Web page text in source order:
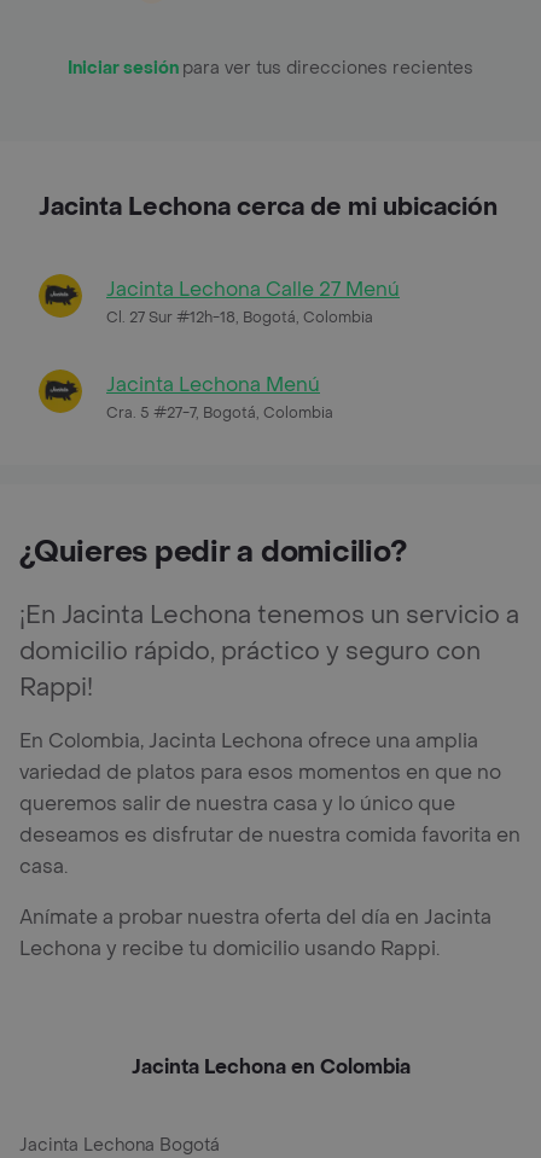
Iniciar sesión para ver tus direcciones recientes
Jacinta Lechona cerca de mi ubicación
Jacinta Lechona Calle 27 Menú
Cl. 27 Sur #12h-18, Bogotá, Colombia
Jacinta Lechona Menú
Cra. 5 #27-7, Bogotá, Colombia
¿Quieres pedir a domicilio?
¡En Jacinta Lechona tenemos un servicio a
domicilio rápido, práctico y seguro con
Rappi!
En Colombia, Jacinta Lechona ofrece una amplia
variedad de platos para esos momentos en que no
queremos salir de nuestra casa y lo único que
deseamos es disfrutar de nuestra comida favorita en
casa.
Anímate a probar nuestra oferta del día en Jacinta
Lechona y recibe tu domicilio usando Rappi.
Jacinta Lechona en Colombia
Jacinta Lechona Bogotá